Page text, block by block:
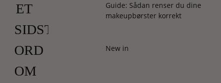
ET
SIDSTE
ORD
OM
Guide: Sådan renser du dine
makeupbørster korrekt
New in